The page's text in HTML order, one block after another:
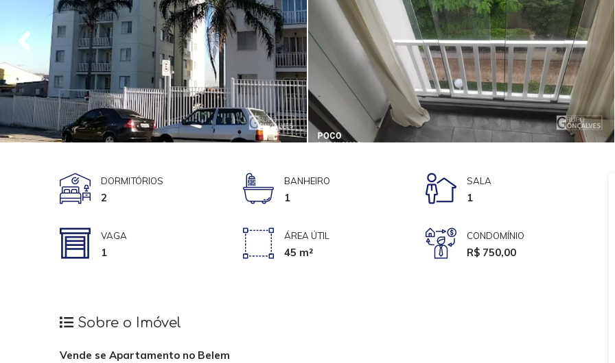
DORMITÓRIOS
2
BANHEIRO
1
SALA
1
VAGA
1
ÁREA ÚTIL
45 m²
CONDOMÍNIO
R$ 750,00
Sobre o Imóvel
Vende se Apartamento no Belem